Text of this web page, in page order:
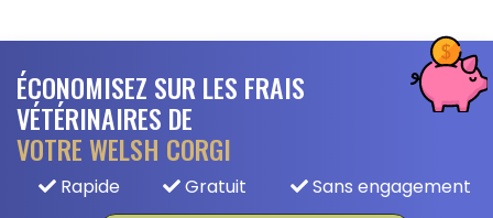
ÉCONOMISEZ SUR LES FRAIS
VÉTÉRINAIRES DE
VOTRE WELSH CORGI
Rapide Gratuit Sans engagement